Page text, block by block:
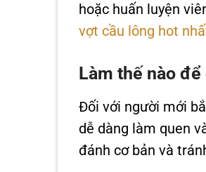
hoặc huấn luyện
vợt cầu lông hot
Làm thế nào
Đối với người mới
dễ dàng làm quen
đánh cơ bản và